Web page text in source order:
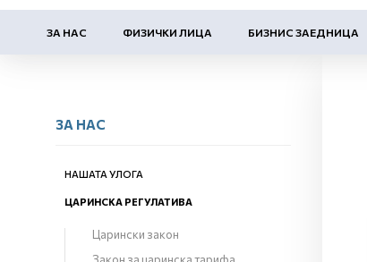
ЗА НАС ФИЗИЧКИ ЛИЦА БИЗНИС ЗАЕДНИЦА
ЗА НАС
НАШАТА УЛОГА
ЦАРИНСКА РЕГУЛАТИВА
Царински закон